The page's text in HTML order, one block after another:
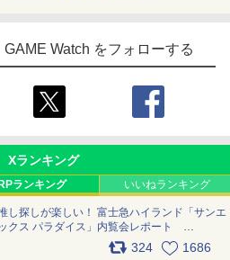
GAME Watch をフォローする
Xランキング
ランキング いいねランキング
し探しが楽しい！ 富士急ハイランド「サンエ
クス パラダイス」内覧会レポート
324 1686